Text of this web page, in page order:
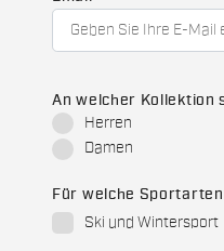
An welcher Kollektion
Herren
Damen
Für welche
Ski und Wintersport